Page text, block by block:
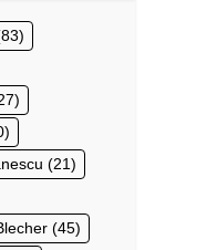
(21)
(45)